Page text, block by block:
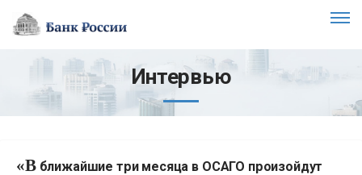
Интервью
«Вближайшие три месяца в ОСАГО произойдут